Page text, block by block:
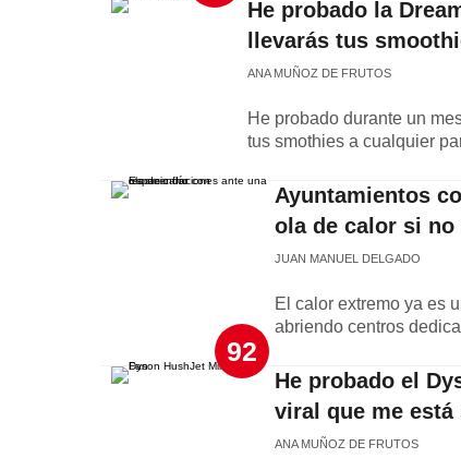
He probado la
llevarás tus
ANA MUÑOZ DE FRUTOS
He probado durante un
tus smothies a cualquier
Ayuntamientos
ola de calor si no
JUAN MANUEL DELGADO
El calor extremo ya es
abriendo centros
92
He probado el
viral que me
ANA MUÑOZ DE FRUTOS